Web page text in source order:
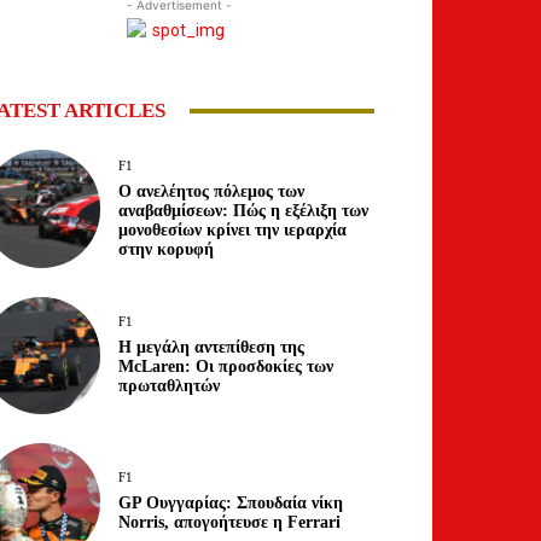
- Advertisement -
ARTICLES
F1
Ο ανελέητος πόλεμος των
αναβαθμίσεων: Πώς η εξέλιξη των
μονοθεσίων κρίνει την ιεραρχία
στην κορυφή
F1
Η μεγάλη αντεπίθεση της
McLaren: Οι προσδοκίες των
πρωταθλητών
F1
GP Ουγγαρίας: Σπουδαία νίκη
Norris, απογοήτευσε η Ferrari